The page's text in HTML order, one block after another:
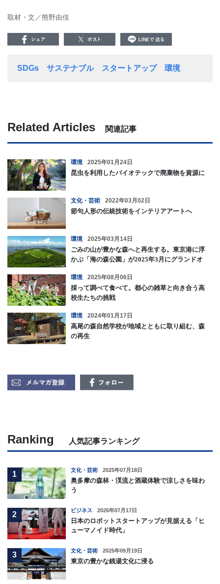
取材・文／熊野由佳
SDGs サステナブル スタートアップ 環境
Related Articles 関連記事
環境 2025年01月24日
昆虫を利用したバイオテックで廃棄物を資源に
文化・芸術 2022年03月02日
節句人形の伝統技術をインテリアアートへ
環境 2025年03月14日
ごみの山が豊かな森へと再生する。東京港に浮
かぶ「海の森公園」が2025年3月にグランドオ
環境 2025年08月06日
採って調べて食べて。都心の雑草と向き合う高
校生たちの挑戦
環境 2024年01月17日
高尾の森自然学校が地域とともに取り組む、森
の再生
Ranking 人気記事ランキング
1
文化・芸術 2025年07月18日
奥多摩の森林・渓流と酒蔵体験で涼しさを味わ
う
2
ビジネス 2026年07月17日
日本のロボットスタートアップが見据える「ヒ
ューマノイド時代」
3
文化・芸術 2025年09月19日
東京の豊かな銭湯文化に浸る